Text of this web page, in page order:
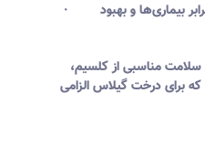
· پتاسیم : افزایش مقاومت در برابر بیماری‌ها و بهبود
سلامت مناسبی از کلسیم،
برای درخت گیلاس الزامی